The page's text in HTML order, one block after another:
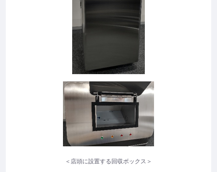
＜店頭に設置する回収ボックス＞